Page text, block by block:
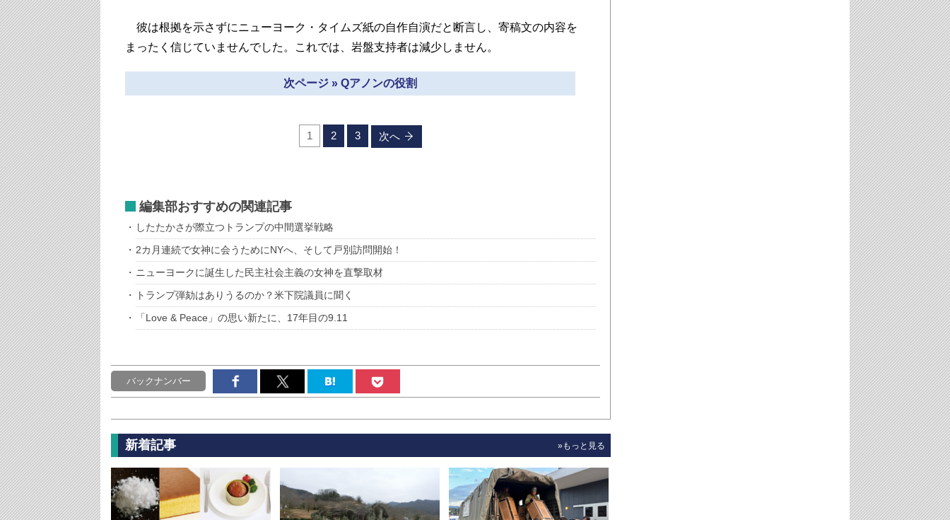
彼は根拠を示さずにニューヨーク・タイムズ紙の自作自演だと断言し、寄稿文の内容を
まったく信じていませんでした。これでは、岩盤支持者は減少しません。
次ページ » Qアノンの役割
1 2 3 次へ
編集部おすすめの関連記事
したたかさが際立つトランプの中間選挙戦略
2カ月連続で女神に会うためにNYへ、そして戸別訪問開始！
ニューヨークに誕生した民主社会主義の女神を直撃取材
トランプ弾劾はありうるのか？米下院議員に聞く
「Love & Peace」の思い新たに、17年目の9.11
バックナンバー
新着記事 »もっと見る